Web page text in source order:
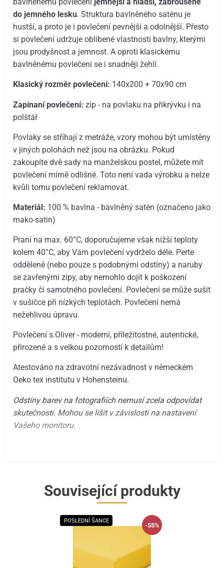
do jemného lesku. Struktura bavlněného saténu je
hustší, a proto je i povlečení pevnější a odolnější. Přesto
si povlečení udržuje oblíbené vlastnosti bavlny, kterými
jsou prodyšnost a jemnost. A oproti klasickému
bavlněnému povlečení se i snadněji žehlí.
Klasický rozměr povlečení: 140x200 + 70x90 cm
Zapínaní povlečení: zip - na povlaku na přikrývku i na
polštář
Povlaky se stříhají z metráže, vzory mohou být umístěny
v jiných polohách než jsou na obrázku. Pokud
zakoupíte dvě sady na manželskou postel, můžete mít
povlečení mírně odlišné. Toto není vada výrobku a nelze
kvůli tomu povlečení reklamovat.
Materiál: 100 % bavlna - bavlněný satén (označeno jako
mako-satin)
Praní na max. 60°C, doporučujeme však nižší teploty
kolem 40°C, aby Vám povlečení vydrželo déle. Perte
odděleně (nebo pouze s podobnými odstíny) a naruby
se zavřenými zipy, aby nemohlo dojít k poškození
pračky či samotného povlečení. Povlečení se může sušit
v sušičce při nízkých teplotách. Povlečení nemá
nežehlivou úpravu.
Povlečení s.Oliver - moderní, příležitostné, autentické,
přirozené a s velkou pozorností k detailům!
Atestováno na zdravotní nezávadnost v německém
Oeko tex institutu v Hohensteinu.
Odstíny barev na fotografiích nemusí zcela odpovídat
skutečnosti. Mohou se lišit v závislosti na nastavení
Vašeho monitoru.
Související produkty
POSLEDNÍ ŠANCE
-55%